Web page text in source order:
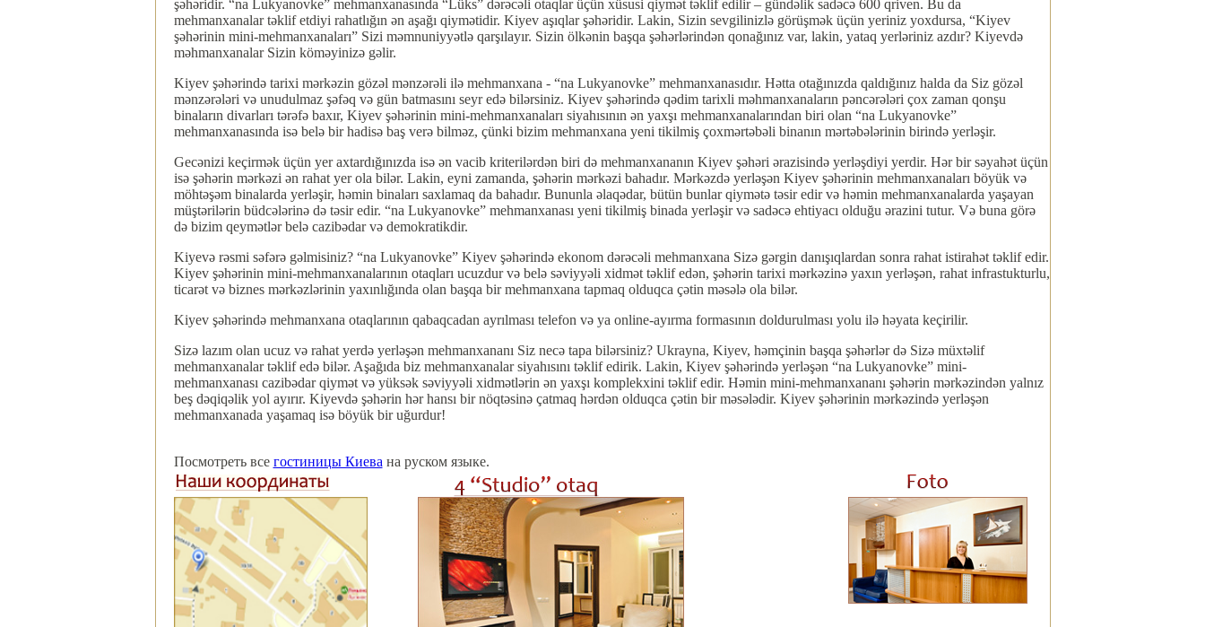
şəhəridir. “na Lukyanovke” mehmanxanasında “Lüks” dərəcəli otaqlar üçün xüsusi qiymət təklif edilir – gündəlik sadəcə 600 qriven. Bu da
mehmanxanalar təklif etdiyi rahatlığın ən aşağı qiymətidir. Kiyev aşıqlar şəhəridir. Lakin, Sizin sevgilinizlə görüşmək üçün yeriniz yoxdursa, “Kiyev
şəhərinin mini-mehmanxanaları” Sizi məmnuniyyətlə qarşılayır. Sizin ölkənin başqa şəhərlərindən qonağınız var, lakin, yataq yerləriniz azdır? Kiyevdə
məhmanxanalar Sizin köməyinizə gəlir.
Kiyev şəhərində tarixi mərkəzin gözəl mənzərəli ilə mehmanxana - “na Lukyanovke” mehmanxanasıdır. Hətta otağınızda qaldığınız halda da Siz gözəl
mənzərələri və unudulmaz şəfəq və gün batmasını seyr edə bilərsiniz. Kiyev şəhərində qədim tarixli məhmanxanaların pəncərələri çox zaman qonşu
binaların divarları tərəfə baxır, Kiyev şəhərinin mini-mehmanxanaları siyahısının ən yaxşı mehmanxanalarından biri olan “na Lukyanovke”
mehmanxanasında isə belə bir hadisə baş verə bilməz, çünki bizim mehmanxana yeni tikilmiş çoxmərtəbəli binanın mərtəbələrinin birində yerləşir.
Gecənizi keçirmək üçün yer axtardığınızda isə ən vacib kriterilərdən biri də mehmanxananın Kiyev şəhəri ərazisində yerləşdiyi yerdir. Hər bir səyahət üçün
isə şəhərin mərkəzi ən rahat yer ola bilər. Lakin, eyni zamanda, şəhərin mərkəzi bahadır. Mərkəzdə yerləşən Kiyev şəhərinin mehmanxanaları böyük və
möhtəşəm binalarda yerləşir, həmin binaları saxlamaq da bahadır. Bununla əlaqədar, bütün bunlar qiymətə təsir edir və həmin mehmanxanalarda yaşayan
müştərilərin büdcələrinə də təsir edir. “na Lukyanovke” mehmanxanası yeni tikilmiş binada yerləşir və sadəcə ehtiyacı olduğu ərazini tutur. Və buna görə
də bizim qeymətlər belə cazibədar və demokratikdir.
Kiyevə rəsmi səfərə gəlmisiniz? “na Lukyanovke” Kiyev şəhərində ekonom dərəcəli mehmanxana Sizə gərgin danışıqlardan sonra rahat istirahət təklif edir.
Kiyev şəhərinin mini-mehmanxanalarının otaqları ucuzdur və belə səviyyəli xidmət təklif edən, şəhərin tarixi mərkəzinə yaxın yerləşən, rahat infrastukturlu,
ticarət və biznes mərkəzlərinin yaxınlığında olan başqa bir mehmanxana tapmaq olduqca çətin məsələ ola bilər.
Kiyev şəhərində mehmanxana otaqlarının qabaqcadan ayrılması telefon və ya online-ayırma formasının doldurulması yolu ilə həyata keçirilir.
Sizə lazım olan ucuz və rahat yerdə yerləşən mehmanxananı Siz necə tapa bilərsiniz? Ukrayna, Kiyev, həmçinin başqa şəhərlər də Sizə müxtəlif
mehmanxanalar təklif edə bilər. Aşağıda biz mehmanxanalar siyahısını təklif edirik. Lakin, Kiyev şəhərində yerləşən “na Lukyanovke” mini-
mehmanxanası cazibədar qiymət və yüksək səviyyəli xidmətlərin ən yaxşı komplekxini təklif edir. Həmin mini-mehmanxananı şəhərin mərkəzindən yalnız
beş dəqiqəlik yol ayırır. Kiyevdə şəhərin hər hansı bir nöqtəsinə çatmaq hərdən olduqca çətin bir məsələdir. Kiyev şəhərinin mərkəzində yerləşən
mehmanxanada yaşamaq isə böyük bir uğurdur!
Посмотреть все гостиницы Киева на руском языке.